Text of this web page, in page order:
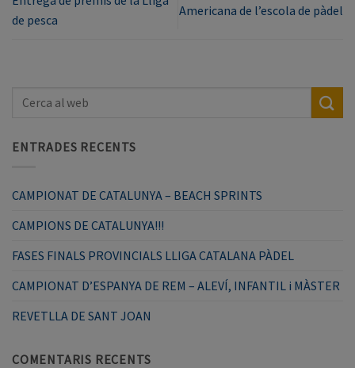
de pesca
Americana de l’escola de pàdel
ENTRADES RECENTS
CAMPIONAT DE CATALUNYA – BEACH SPRINTS
CAMPIONS DE CATALUNYA!!!
FASES FINALS PROVINCIALS LLIGA CATALANA PÀDEL
CAMPIONAT D’ESPANYA DE REM – ALEVÍ, INFANTIL i MÀSTER
REVETLLA DE SANT JOAN
COMENTARIS RECENTS